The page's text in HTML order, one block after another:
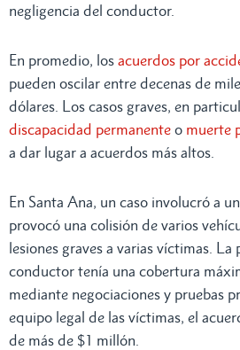
negligencia del conductor.
En promedio, los acuerdos por
pueden oscilar entre decenas de
dólares. Los casos graves, en
discapacidad permanente o muerte
a dar lugar a acuerdos más altos.
En Santa Ana, un caso involucró a
provocó una colisión de varios
lesiones graves a varias víctimas. La
conductor tenía una cobertura
mediante negociaciones y pruebas
equipo legal de las víctimas, el
de más de $1 millón.